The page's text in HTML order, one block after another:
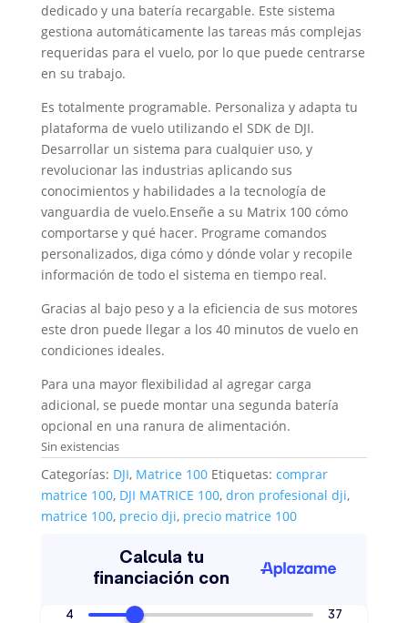
dedicado y una batería recargable. Este sistema
gestiona automáticamente las tareas más complejas
requeridas para el vuelo, por lo que puede centrarse
en su trabajo.
Es totalmente programable. Personaliza y adapta tu
plataforma de vuelo utilizando el SDK de DJI.
Desarrollar un sistema para cualquier uso, y
revolucionar las industrias aplicando sus
conocimientos y habilidades a la tecnología de
vanguardia de vuelo.Enseñe a su Matrix 100 cómo
comportarse y qué hacer. Programe comandos
personalizados, diga cómo y dónde volar y recopile
información de todo el sistema en tiempo real.
Gracias al bajo peso y a la eficiencia de sus motores
este dron puede llegar a los 40 minutos de vuelo en
condiciones ideales.
Para una mayor flexibilidad al agregar carga
adicional, se puede montar una segunda batería
opcional en una ranura de alimentación.
Sin existencias
Categorías: DJI, Matrice 100 Etiquetas: comprar
matrice 100, DJI MATRICE 100, dron profesional dji,
matrice 100, precio dji, precio matrice 100